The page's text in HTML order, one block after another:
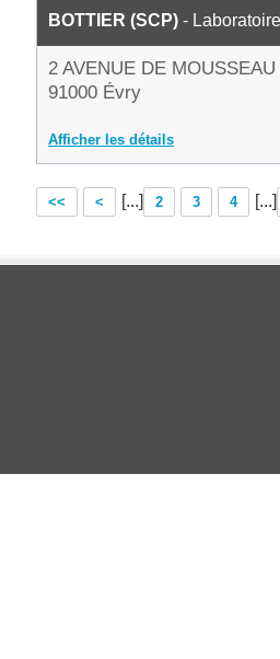
BOTTIER (SCP) -
2 AVENUE DE MOUSSEAU
91000 Évry
Afficher les détails
<< < [...] 2 3 4 [...]